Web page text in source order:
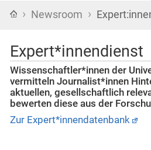
Startseite
› Newsroom ›
Expert*innendienst
Wissenschaftler*innen der
vermitteln Journalist*innen
aktuellen, gesellschaftlich
bewerten diese aus der
Zur Expert*innendatenbank